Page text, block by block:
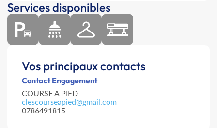
Services disponibles
Vos principaux contacts
Contact Engagement
COURSE A PIED
clescourseapied@gmail.com
0786491815